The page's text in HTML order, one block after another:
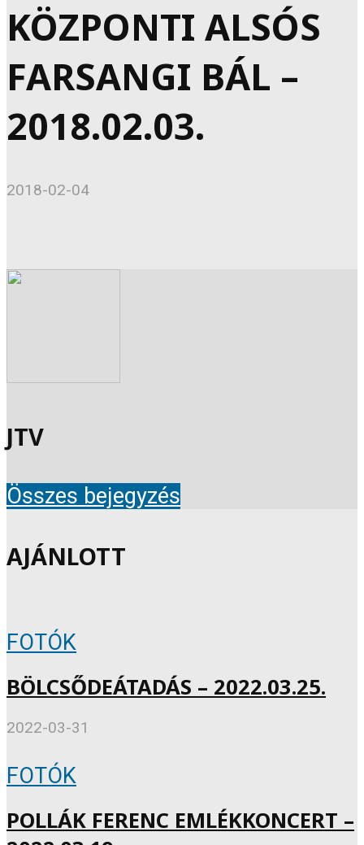
KÖZPONTI ALSÓS
FARSANGI BÁL –
2018.02.03.
2018-02-04
JTV
Összes bejegyzés
AJÁNLOTT
FOTÓK
BÖLCSŐDEÁTADÁS – 2022.03.25.
2022-03-31
FOTÓK
POLLÁK FERENC EMLÉKKONCERT –